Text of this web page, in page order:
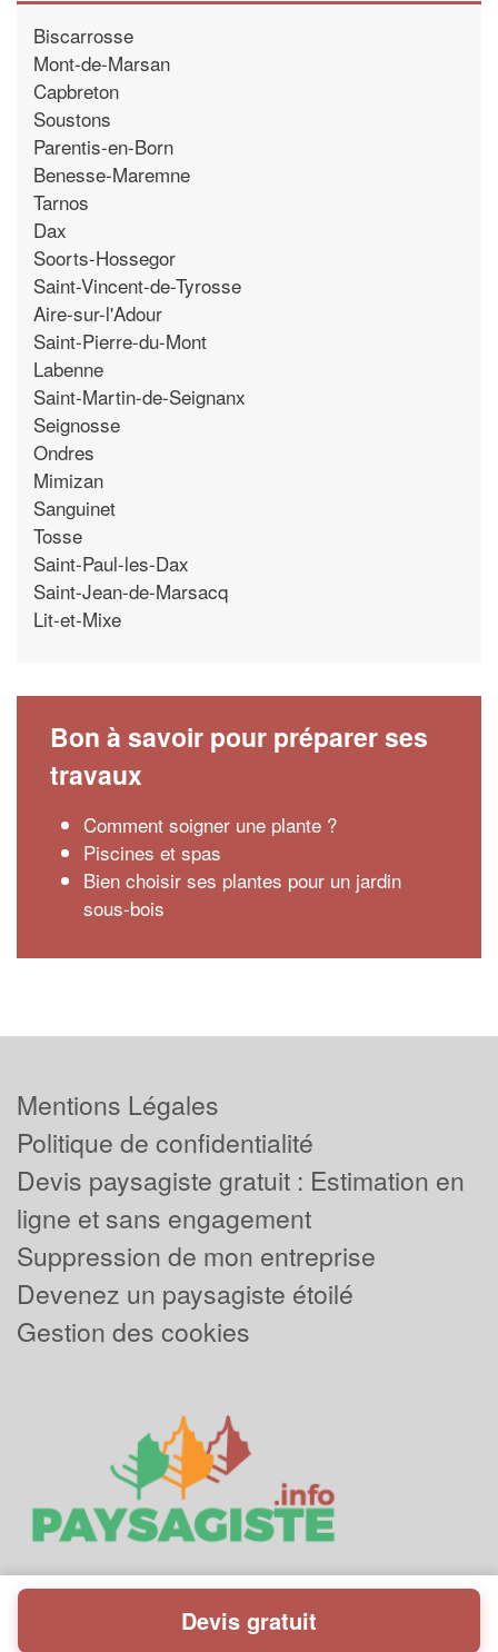
Biscarrosse
Mont-de-Marsan
Capbreton
Soustons
Parentis-en-Born
Benesse-Maremne
Tarnos
Dax
Soorts-Hossegor
Saint-Vincent-de-Tyrosse
Aire-sur-l'Adour
Saint-Pierre-du-Mont
Labenne
Saint-Martin-de-Seignanx
Seignosse
Ondres
Mimizan
Sanguinet
Tosse
Saint-Paul-les-Dax
Saint-Jean-de-Marsacq
Lit-et-Mixe
Bon à savoir pour préparer ses
travaux
Comment soigner une plante ?
Piscines et spas
Bien choisir ses plantes pour un jardin
sous-bois
Mentions Légales
Politique de confidentialité
Devis paysagiste gratuit : Estimation en
ligne et sans engagement
Suppression de mon entreprise
Devenez un paysagiste étoilé
Gestion des cookies
Powered byPlus que pro
Devis gratuit